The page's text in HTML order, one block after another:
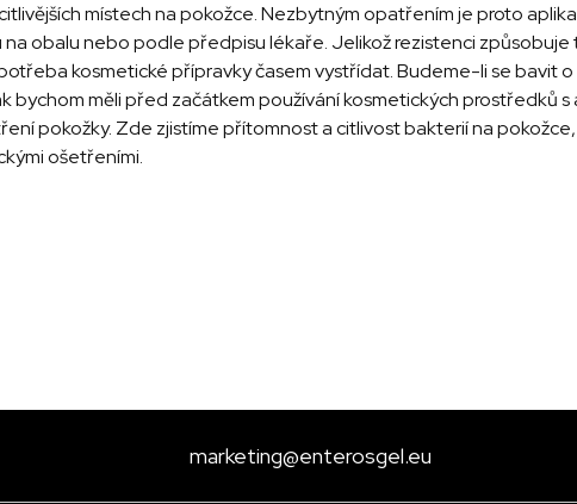
místech na pokožce. Nezbytným opatřením je proto
obalu nebo podle předpisu lékaře. Jelikož rezistenci
kosmetické přípravky časem vystřídat. Budeme-li se bavit
bychom měli před začátkem používání kosmetických prostředků s
pokožky. Zde zjistíme přítomnost a citlivost bakterií na
ošetřeními.
marketing@enterosgel.eu